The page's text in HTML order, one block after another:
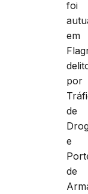
foi
em
por
de
e
de